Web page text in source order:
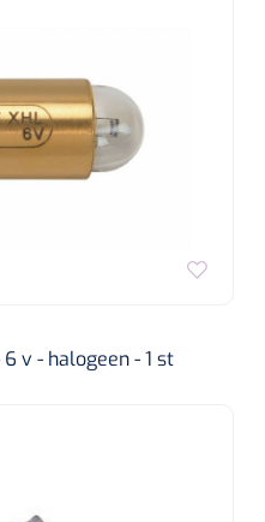
v - halogeen - 1 st